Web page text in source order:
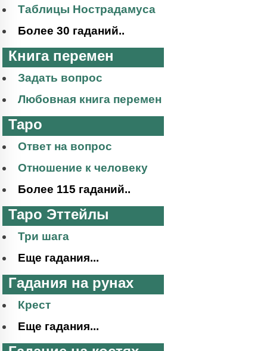
Таблицы Нострадамуса
Более 30 гаданий..
Книга перемен
Задать вопрос
Любовная книга перемен
Таро
Ответ на вопрос
Отношение к человеку
Более 115 гаданий..
Таро Эттейлы
Три шага
Еще гадания...
Гадания на рунах
Крест
Еще гадания...